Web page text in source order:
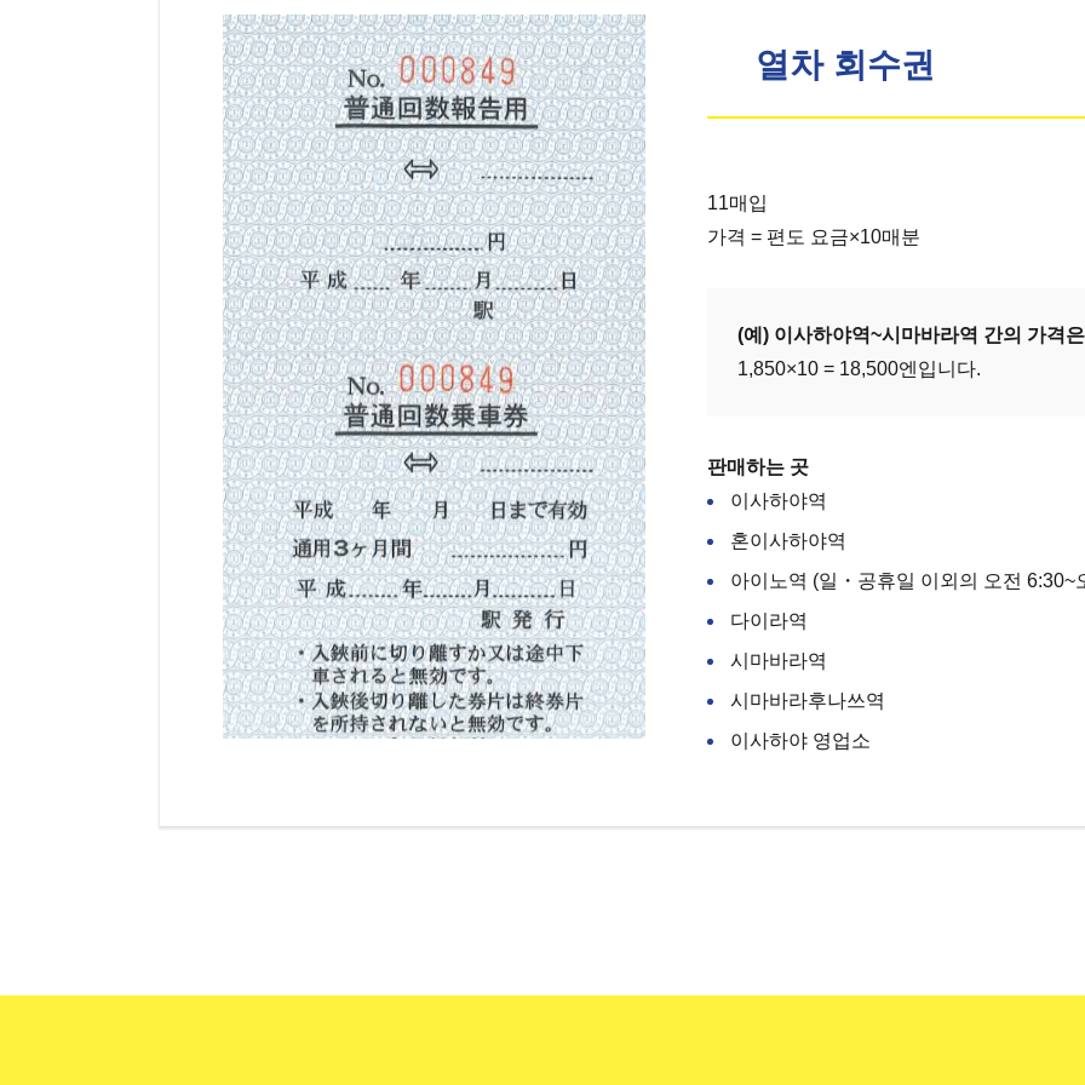
열차 회수권
11매입
가격 = 편도 요금×10매분
(예) 이사하야역~시마바라역 간의 가격
1,850×10 = 18,500엔입니다.
판매하는 곳
이사하야역
혼이사하야역
아이노역 (일・공휴일 이외의 오전 6:30~
다이라역
시마바라역
시마바라후나쓰역
이사하야 영업소